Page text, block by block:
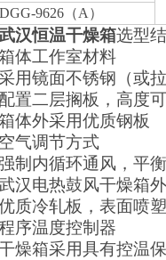
DGG-9626（A）
汉恒温干燥箱选型
体工作室材料
用镜面不锈钢（或
置二层搁板，高度
体外采用优质钢板
气调节方式
制内循环通风，平
汉电热鼓风干燥箱
质冷轧板，表面喷
序温度控制器
燥箱采用具有控温